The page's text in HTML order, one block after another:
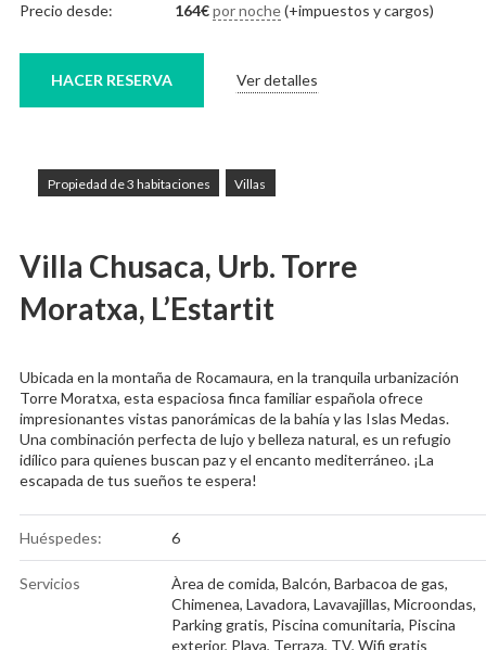
Precio desde: 164€ por noche(+impuestos y cargos)
Ver detalles
HACER RESERVA
Propiedad de 3 habitaciones Villas
Villa Chusaca, Urb. Torre
Moratxa, L’Estartit
Ubicada en la montaña de Rocamaura, en la tranquila urbanización
Torre Moratxa, esta espaciosa finca familiar española ofrece
impresionantes vistas panorámicas de la bahía y las Islas Medas.
Una combinación perfecta de lujo y belleza natural, es un refugio
idílico para quienes buscan paz y el encanto mediterráneo. ¡La
escapada de tus sueños te espera!
Huéspedes: 6
Servicios Àrea de comida, Balcón, Barbacoa de gas,
Chimenea, Lavadora, Lavavajillas, Microondas,
Parking gratis, Piscina comunitaria, Piscina
exterior, Playa, Terraza, TV, Wifi gratis